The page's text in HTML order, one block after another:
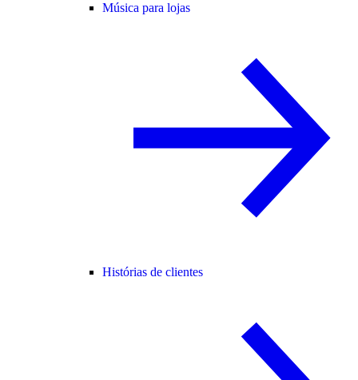
Música para lojas
Histórias de clientes